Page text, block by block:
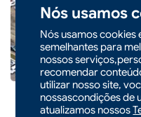
Nós usamos
Nós usamos cookies
semelhantes para
nossos
recomendar
utilizar nosso site,
nossascondições de
atualizamos nossos